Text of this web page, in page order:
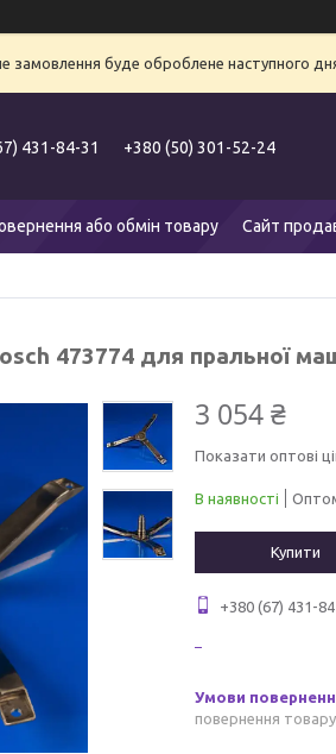
замовлення буде оброблене наступного
431-84-31 +380 (50) 301-52-24
або обмін товару Сайт
473774 для пральної
3 054 ₴
Показати оптові
В наявності
Купити
+380 (67) 431-
повернення